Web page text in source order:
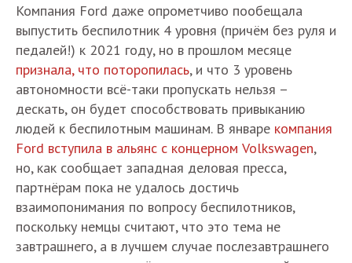
Компания Ford даже опрометчиво пообещала
выпустить беспилотник 4 уровня (причём без руля и
педалей!) к 2021 году, но в прошлом месяце
признала, что поторопилась, и что 3 уровень
автономности всё-таки пропускать нельзя –
дескать, он будет способствовать привыканию
людей к беспилотным машинам. В январе компания
Ford вступила в альянс с концерном Volkswagen,
но, как сообщает западная деловая пресса,
партнёрам пока не удалось достичь
взаимопонимания по вопросу беспилотников,
поскольку немцы считают, что это тема не
завтрашнего, а в лучшем случае послезавтрашнего